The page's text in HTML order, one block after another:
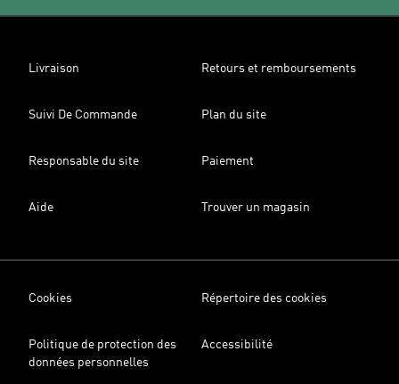
Livraison Retours et remboursements
Suivi De Commande Plan du site
Responsable du site Paiement
Aide Trouver un magasin
Cookies Répertoire des cookies
Politique de protection des
données personnelles
Accessibilité